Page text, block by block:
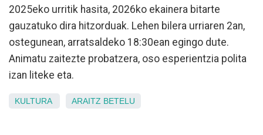
2025eko urritik hasita, 2026ko ekainera bitarte
gauzatuko dira hitzorduak. Lehen bilera urriaren 2an,
ostegunean, arratsaldeko 18:30ean egingo dute.
Animatu zaitezte probatzera, oso esperientzia polita
izan liteke eta.
KULTURA ARAITZ BETELU